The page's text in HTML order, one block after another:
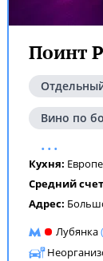
Поинт
Вино по
...
Кухня:
Средний
Адрес:
Лубянка